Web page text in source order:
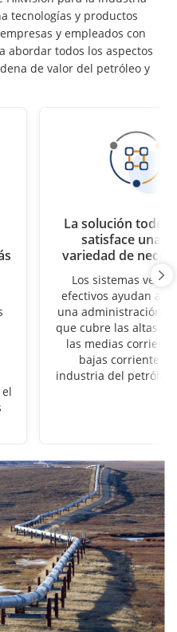
tecnologías y productos
y empleados con
abordar todos los aspectos
de valor del petróleo y
La solución todo
satisface una
variedad de
Los sistemas
efectivos ayudan a
una administración
que cubre las altas
las medias
bajas corrientes
industria del petróleo